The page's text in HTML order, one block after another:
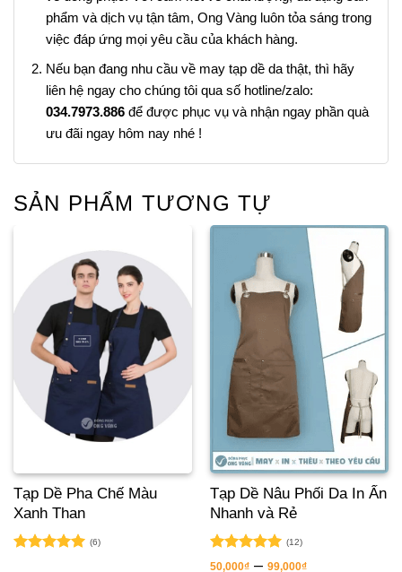
phẩm và dịch vụ tận tâm, Ong Vàng luôn tỏa sáng trong
việc đáp ứng mọi yêu cầu của khách hàng.
Nếu bạn đang nhu cầu về may tạp dề da thật, thì hãy
liên hệ ngay cho chúng tôi qua số hotline/zalo:
034.7973.886để được phục vụ và nhận ngay phần quà
ưu đãi ngay hôm nay nhé !
SẢN PHẨM TƯƠNG TỰ
Tạp Dề Nâu Phối Da In Ấn
Nhanh và Rẻ
Được xếp
(12)
50,000₫– 99,000₫
Tạp Dề Pha Chế Màu
Xanh Than
(6)